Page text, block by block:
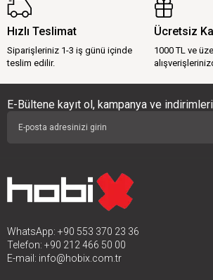
Hızlı Teslimat
Siparişleriniz 1-3 iş günü içinde
teslim edilir.
Ücretsiz
1000 TL ve
E-Bültene kayıt ol, kampanya ve
WhatsApp: +90 553 370 23 36
Telefon: +90 212 466 50 00
E-mail: info@hobix.com.tr